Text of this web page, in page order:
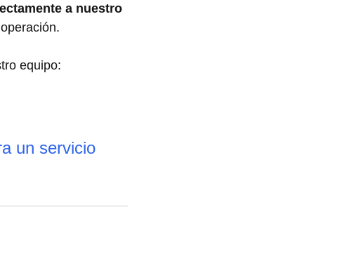
a nuestro
equipo:
un servicio